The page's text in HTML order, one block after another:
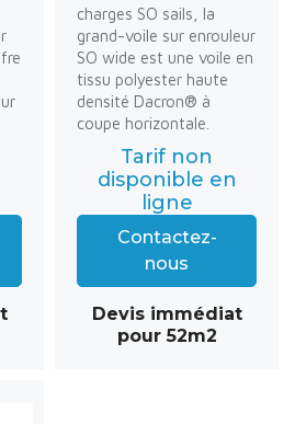
charges SO sails, la
grand-voile sur enrouleur
SO wide est une voile en
tissu polyester haute
densité Dacron® à
coupe horizontale.
Tarif non
disponible en
ligne
Contactez-
nous
Devis immédiat
pour 52m2